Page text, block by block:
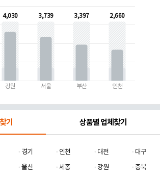
4,030
강원
3,739
서울
3,397
부산
2,660
인천
기 상품별 업체찾기
경기 인천 대전
대구
울산 세종 강원
충북